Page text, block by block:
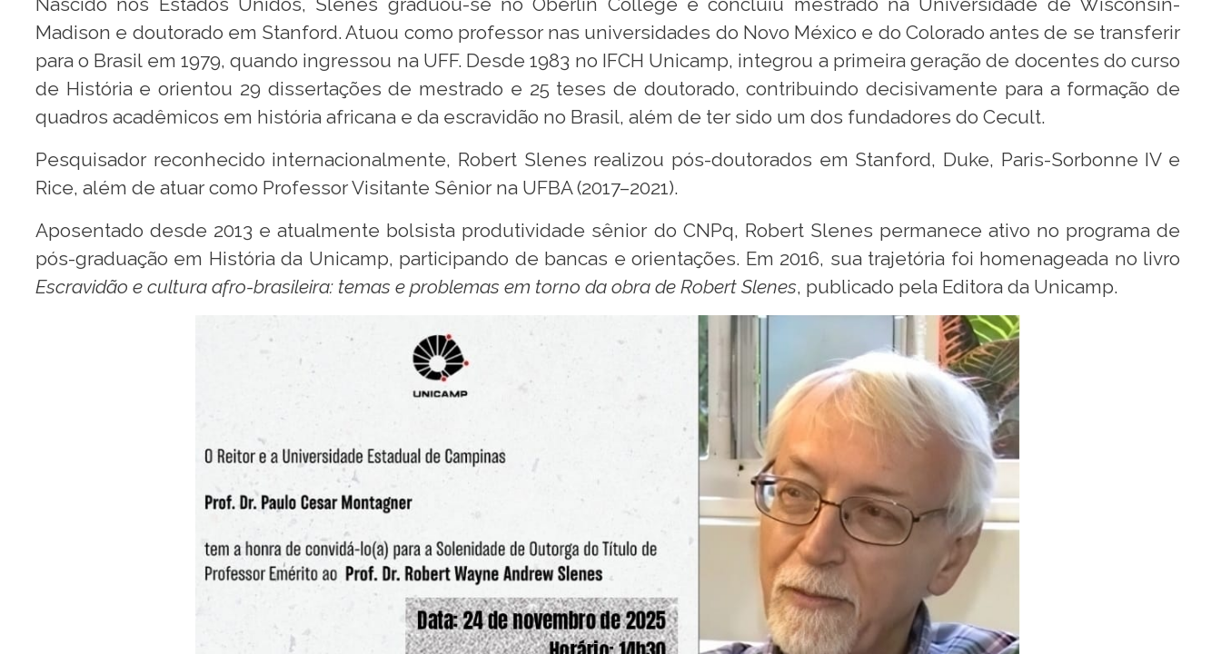
Madison e doutorado em Stanford. Atuou como professor nas universidades do Novo México e do Colorado antes de se transferir
para o Brasil em 1979, quando ingressou na UFF. Desde 1983 no IFCH Unicamp, integrou a primeira geração de docentes do curso
de História e orientou 29 dissertações de mestrado e 25 teses de doutorado, contribuindo decisivamente para a formação de
quadros acadêmicos em história africana e da escravidão no Brasil, além de ter sido um dos fundadores do Cecult.
Pesquisador reconhecido internacionalmente, Robert Slenes realizou pós-doutorados em Stanford, Duke, Paris-Sorbonne IV e
Rice, além de atuar como Professor Visitante Sênior na UFBA (2017–2021).
Aposentado desde 2013 e atualmente bolsista produtividade sênior do CNPq, Robert Slenes permanece ativo no programa de
pós-graduação em História da Unicamp, participando de bancas e orientações. Em 2016, sua trajetória foi homenageada no livro
Escravidão e cultura afro-brasileira: temas e problemas em torno da obra de Robert Slenes, publicado pela Editora da Unicamp.